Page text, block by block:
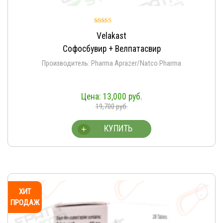
5.00
из 5
Velakast
Софосбувир + Велпатасвир
Производитель: Pharma Aprazer/Natco Pharma
13,000 руб.
19,700руб.
КУПИТЬ
+
ХИТ
ПРОДАЖ